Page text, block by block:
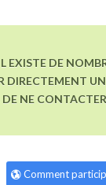
EXISTE DE
NE
Comment